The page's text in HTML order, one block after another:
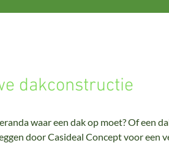
dakconstructie
waar een dak op moet? Of een
door Casideal Concept voor een